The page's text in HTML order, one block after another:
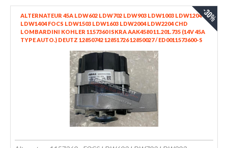
ALTERNATEUR 45A LDW602 LDW702 LDW903 LDW1003 LDW1204
LDW1404 FOCS LDW1503 LDW1603 LDW2004 LDW2204 CHD
LOMBARDINI KOHLER 1157360 ISKRA AAK4580 11.201.735 (14V 45A
TYPE AUTO.) DEUTZ 12850742 12851726 12850027 / ED0011573600-S
-30%